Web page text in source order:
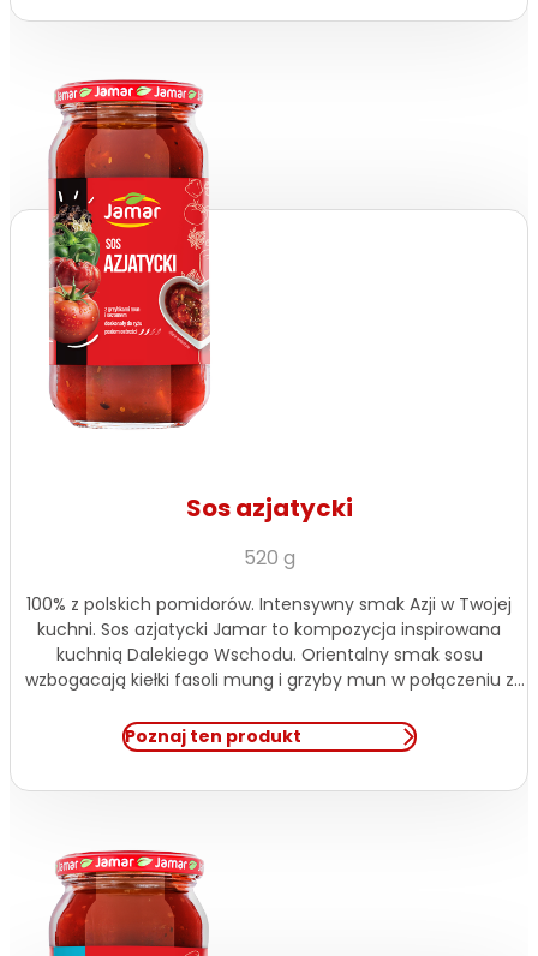
Sos azjatycki
520 g
100% z polskich pomidorów. Intensywny smak Azji w Twojej
kuchni. Sos azjatycki Jamar to kompozycja inspirowana
kuchnią Dalekiego Wschodu. Orientalny smak sosu
wzbogacają kiełki fasoli mung i grzyby mun w połączeniu z
polskich upraw. Idealny do dań z ryżem, makaronem
ryżowym, warzywami i kurczakiem.
Poznaj ten produkt